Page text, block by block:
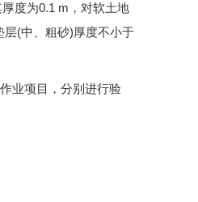
度为0.1 m，对软土地
层(中、粗砂)厚度不小于
业项目，分别进行验